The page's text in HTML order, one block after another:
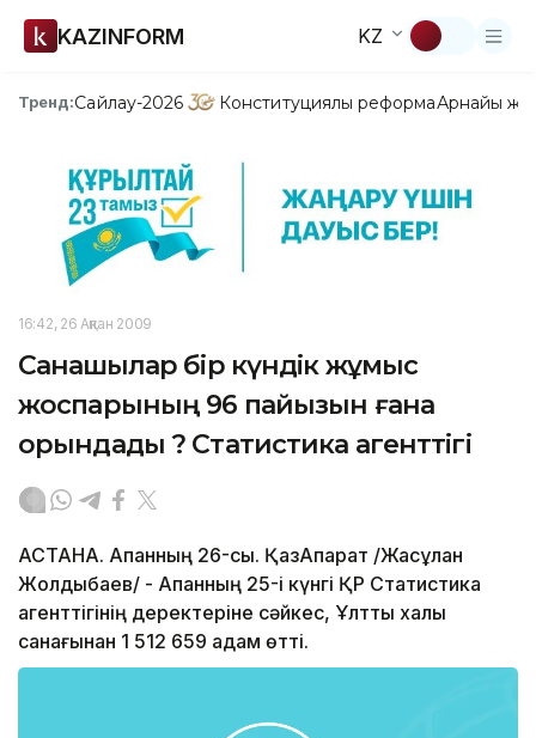
KAZINFORM KZ
Тренд:Сайлау-2026 Конституциялық реформаАрнайы
16:42, 26 Ақпан 2009
Санақшылар бір күндік жұмыс
жоспарының 96 пайызын ғана
орындады ? Статистика агенттігі
АСТАНА. Ақпанның 26-сы. ҚазАқпарат /Жасұлан
Жолдыбаев/ - Ақпанның 25-і күнгі ҚР Статистика
агенттігінің деректеріне сәйкес, Ұлттық халық
санағынан 1 512 659 адам өтті.